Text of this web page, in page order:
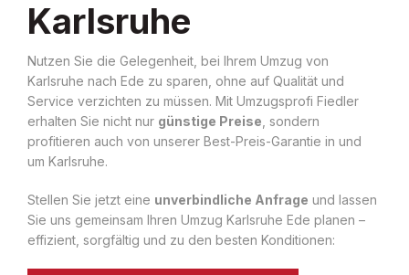
Karlsruhe
Nutzen Sie die Gelegenheit, bei Ihrem Umzug von
Karlsruhe nach Ede zu sparen, ohne auf Qualität und
Service verzichten zu müssen. Mit Umzugsprofi Fiedler
erhalten Sie nicht nur günstige Preise , sondern
profitieren auch von unserer Best-Preis-Garantie in und
um Karlsruhe.
Stellen Sie jetzt eine unverbindliche Anfrage und lassen
Sie uns gemeinsam Ihren Umzug Karlsruhe Ede planen –
effizient, sorgfältig und zu den besten Konditionen: